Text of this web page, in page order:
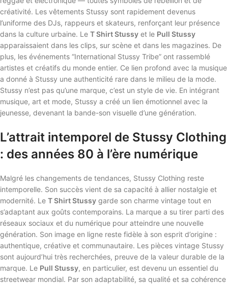
créativité. Les vêtements Stussy sont rapidement devenus
l’uniforme des DJs, rappeurs et skateurs, renforçant leur présence
dans la culture urbaine. Le T Shirt Stussy et le Pull Stussy
apparaissaient dans les clips, sur scène et dans les magazines. De
plus, les événements “International Stussy Tribe” ont rassemblé
artistes et créatifs du monde entier. Ce lien profond avec la musique
a donné à Stussy une authenticité rare dans le milieu de la mode.
Stussy n’est pas qu’une marque, c’est un style de vie. En intégrant
musique, art et mode, Stussy a créé un lien émotionnel avec la
jeunesse, devenant la bande-son visuelle d’une génération.
L’attrait intemporel de Stussy Clothing
: des années 80 à l’ère numérique
Malgré les changements de tendances, Stussy Clothing reste
intemporelle. Son succès vient de sa capacité à allier nostalgie et
modernité. Le T Shirt Stussy garde son charme vintage tout en
s’adaptant aux goûts contemporains. La marque a su tirer parti des
réseaux sociaux et du numérique pour atteindre une nouvelle
génération. Son image en ligne reste fidèle à son esprit d’origine :
authentique, créative et communautaire. Les pièces vintage Stussy
sont aujourd’hui très recherchées, preuve de la valeur durable de la
marque. Le Pull Stussy, en particulier, est devenu un essentiel du
streetwear mondial. Par son adaptabilité, sa qualité et sa cohérence